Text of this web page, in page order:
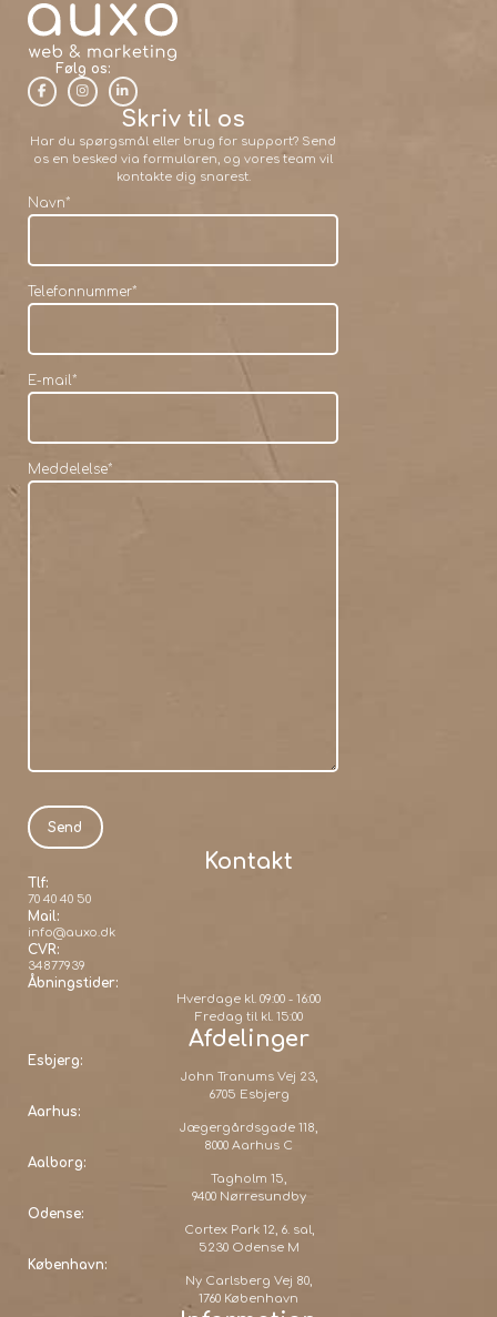
Følg os:
Skriv til os
Har du spørgsmål eller brug for support? Send
os en besked via formularen, og vores team vil
kontakte dig snarest.
Navn*
Telefonnummer*
E-mail*
Meddelelse*
Kontakt
Tlf:
70 40 40 50
Mail:
info@auxo.dk
CVR:
34877939
Åbningstider:
Hverdage kl. 09:00 - 16:00
Fredag til kl. 15:00
Afdelinger
Esbjerg:
John Tranums Vej 23,
6705 Esbjerg
Aarhus:
Jægergårdsgade 118,
8000 Aarhus C
Aalborg:
Tagholm 15,
9400 Nørresundby
Odense:
Cortex Park 12, 6. sal,
5230 Odense M
København:
Ny Carlsberg Vej 80,
1760 København